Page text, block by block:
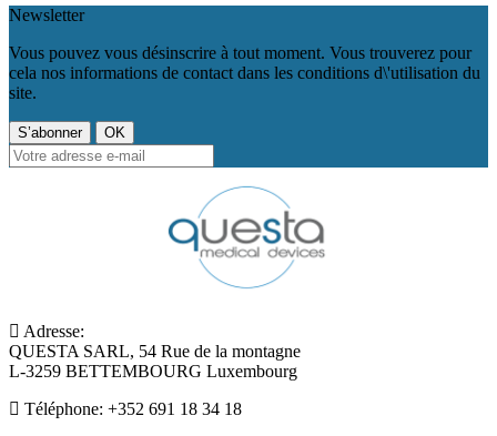
Newsletter
Vous pouvez vous désinscrire à tout moment. Vous trouverez pour
cela nos informations de contact dans les conditions d\'utilisation du
site.
Adresse:
QUESTA SARL, 54 Rue de la montagne
L-3259 BETTEMBOURG Luxembourg
Téléphone: +352 691 18 34 18